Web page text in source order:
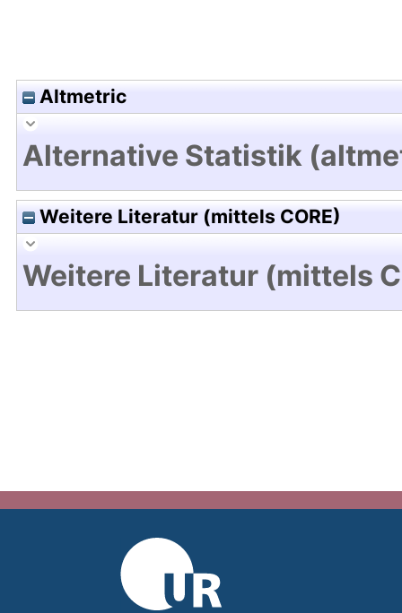
Altmetric
Alternative Statistik
Weitere Literatur (mittels CORE)
Weitere Literatur (mittels